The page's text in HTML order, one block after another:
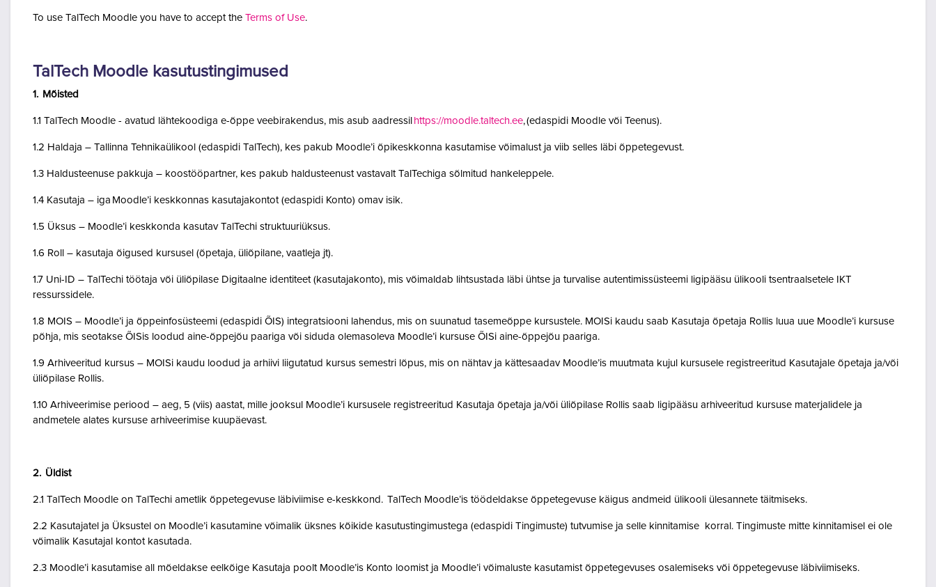
To use TalTech Moodle you have to accept the Terms of Use.
TalTech Moodle kasutustingimused
1. Mõisted
1.1 TalTech Moodle - avatud lähtekoodiga e-õppe veebirakendus, mis asub aadressil https://moodle.taltech.ee, (edaspidi Moodle või Teenus).
1.2 Haldaja – Tallinna Tehnikaülikool (edaspidi TalTech), kes pakub Moodle’i õpikeskkonna kasutamise võimalust ja viib selles läbi õppetegevust.
1.3 Haldusteenuse pakkuja – koostööpartner, kes pakub haldusteenust vastavalt TalTechiga sõlmitud hankeleppele.
1.4 Kasutaja – iga Moodle’i keskkonnas kasutajakontot (edaspidi Konto) omav isik.
1.5 Üksus – Moodle’i keskkonda kasutav TalTechi struktuuriüksus.
1.6 Roll – kasutaja õigused kursusel (õpetaja, üliõpilane, vaatleja jt).
1.7 Uni-ID – TalTechi töötaja või üliõpilase Digitaalne identiteet (kasutajakonto), mis võimaldab lihtsustada läbi ühtse ja turvalise autentimissüsteemi ligipääsu ülikooli tsentraalsetele IKT
ressurssidele.
1.8 MOIS – Moodle’i ja õppeinfosüsteemi (edaspidi ÕIS) integratsiooni lahendus, mis on suunatud tasemeõppe kursustele. MOISi kaudu saab Kasutaja õpetaja Rollis luua uue Moodle’i kursuse
põhja, mis seotakse ÕISis loodud aine-õppejõu paariga või siduda olemasoleva Moodle’i kursuse ÕISi aine-õppejõu paariga.
1.9 Arhiveeritud kursus – MOISi kaudu loodud ja arhiivi liigutatud kursus semestri lõpus, mis on nähtav ja kättesaadav Moodle’is muutmata kujul kursusele registreeritud Kasutajale õpetaja ja/või
üliõpilase Rollis.
1.10 Arhiveerimise periood – aeg, 5 (viis) aastat, mille jooksul Moodle’i kursusele registreeritud Kasutaja õpetaja ja/või üliõpilase Rollis saab ligipääsu arhiveeritud kursuse materjalidele ja
andmetele alates kursuse arhiveerimise kuupäevast.
2. Üldist
2.1 TalTech Moodle on TalTechi ametlik õppetegevuse läbiviimise e-keskkond. TalTech Moodle’is töödeldakse õppetegevuse käigus andmeid ülikooli ülesannete täitmiseks.
2.2 Kasutajatel ja Üksustel on Moodle’i kasutamine võimalik üksnes kõikide kasutustingimustega (edaspidi Tingimuste) tutvumise ja selle kinnitamise korral. Tingimuste mitte kinnitamisel ei ole
võimalik Kasutajal kontot kasutada.
2.3 Moodle’i kasutamise all mõeldakse eelkõige Kasutaja poolt Moodle’is Konto loomist ja Moodle’i võimaluste kasutamist õppetegevuses osalemiseks või õppetegevuse läbiviimiseks.